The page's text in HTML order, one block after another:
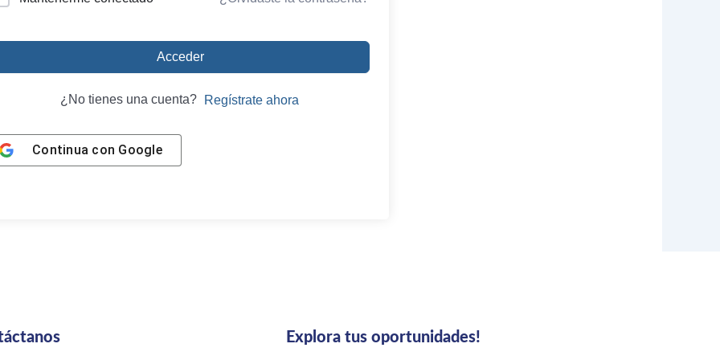
Acceder
¿No tienes una cuenta? Regístrate ahora
Continua con Google
Explora tus oportunidades!